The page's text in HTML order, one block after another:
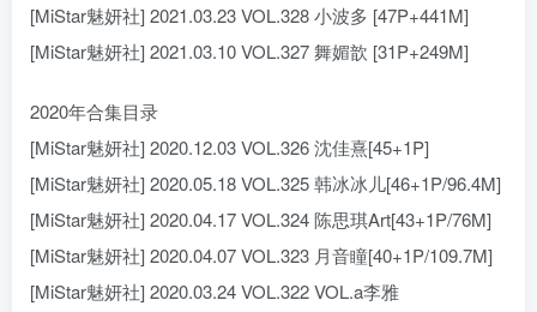
[MiStar魅妍社] 2021.03.23 VOL.328 小波多 [47P+441M]
[MiStar魅妍社] 2021.03.10 VOL.327 舞媚歆 [31P+249M]
2020年合集目录
[MiStar魅妍社] 2020.12.03 VOL.326 沈佳熹[45+1P]
[MiStar魅妍社] 2020.05.18 VOL.325 韩冰冰儿[46+1P/96.4M]
[MiStar魅妍社] 2020.04.17 VOL.324 陈思琪Art[43+1P/76M]
[MiStar魅妍社] 2020.04.07 VOL.323 月音瞳[40+1P/109.7M]
[MiStar魅妍社] 2020.03.24 VOL.322 VOL.a李雅